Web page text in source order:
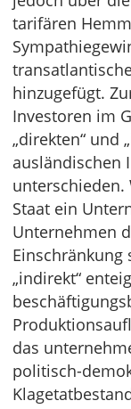
tarifären
hinzugefügt.
Investoren im
„direkten“ und
ausländischen
unterschieden.
Staat ein
Unternehmen
„indirekt“
das
politisch-